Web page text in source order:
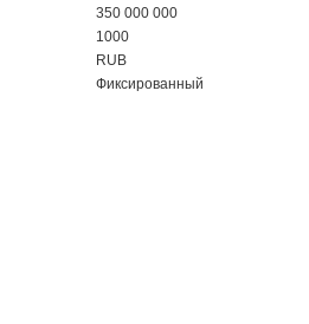
350 000 000
1000
RUB
Фиксированный